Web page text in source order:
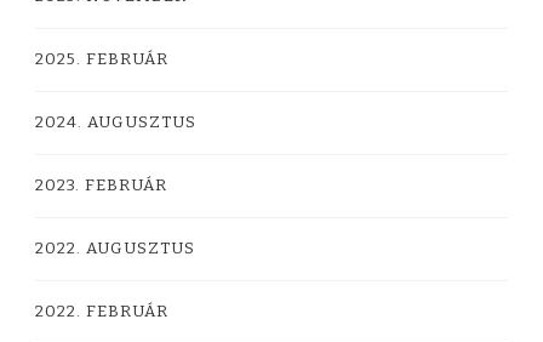
2025. FEBRUÁR
2024. AUGUSZTUS
2023. FEBRUÁR
2022. AUGUSZTUS
2022. FEBRUÁR